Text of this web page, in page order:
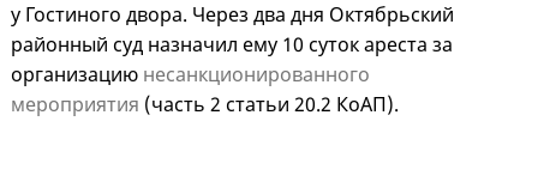
у Гостиного двора. Через два дня Октябрьский
районный суд назначил ему 10 суток ареста за
организацию несанкционированного
мероприятия (часть 2 статьи 20.2 КоАП).